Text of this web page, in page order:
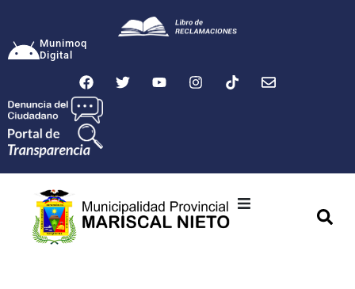
Munimoq
Digital